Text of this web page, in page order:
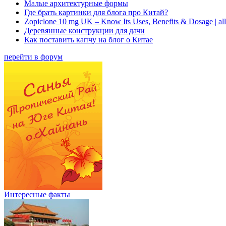
Малые архитектурные формы
Где брать картинки для блога про Китай?
Zopiclone 10 mg UK – Know Its Uses, Benefits & Dosage |
Деревянные конструкции для дачи
Как поставить капчу на блог о Китае
перейти в форум
Интересные факты